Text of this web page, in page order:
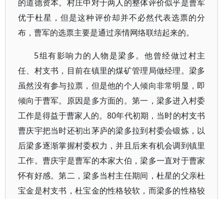
的道德资本。村庄中对于两人的整体评价似乎是曹军
优于杜星，但是这种评价却并不必然代表选票的分
布，曹军的选票主要是通过亲情网络联结起来的。
5组有影响力的人物是梁多。他曾经做过村主
任、村支书，目前在镇里的煤矿管理局做经理。梁多
虽然没有参与拉票，但是他的个人倾向非常明显，即
倾向于曹军。原因是多方面的。第一，梁多进入村委
工作是得益于曹家人的。80年代初期，当时的村支书
曹庆宇把当时还初出茅庐的梁多拉到村委会锻炼，以
后梁多逐渐掌握村委权力，并且后来有机会调到镇里
工作。曹庆宇是曹军的本家大伯，梁多一直对于曹家
怀有好感。第二，梁多当村主任期间，杜星的父亲杜
宝金是村支书，杜宝金的性格较软，而梁多的性格较